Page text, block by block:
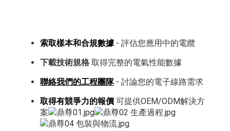
索取樣本和合規數據- 評估您應用中的電纜
下載技術規格取得完整的電氣性能數據
聯絡我們的工程團隊- 討論您的電子線路需求
取得有競爭力的報價可提供OEM/ODM解決方
案